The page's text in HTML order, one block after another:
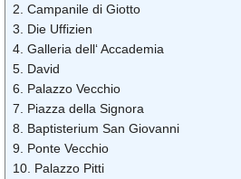
2. Campanile di Giotto
3. Die Uffizien
4. Galleria dell‘ Accademia
5. David
6. Palazzo Vecchio
7. Piazza della Signora
8. Baptisterium San Giovanni
9. Ponte Vecchio
10. Palazzo Pitti